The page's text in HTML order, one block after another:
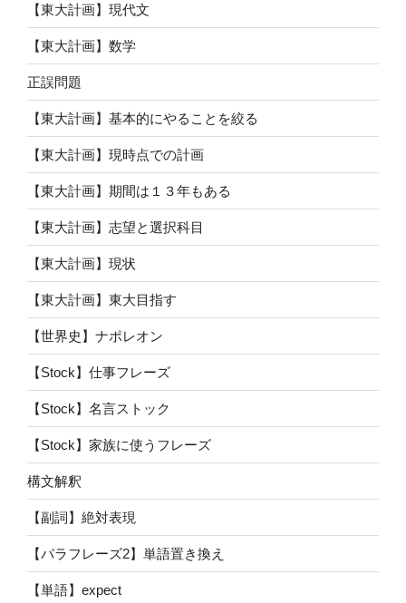
【東大計画】現代文
【東大計画】数学
正誤問題
【東大計画】基本的にやることを絞る
【東大計画】現時点での計画
【東大計画】期間は１３年もある
【東大計画】志望と選択科目
【東大計画】現状
【東大計画】東大目指す
【世界史】ナポレオン
【Stock】仕事フレーズ
【Stock】名言ストック
【Stock】家族に使うフレーズ
構文解釈
【副詞】絶対表現
【パラフレーズ2】単語置き換え
【単語】expect